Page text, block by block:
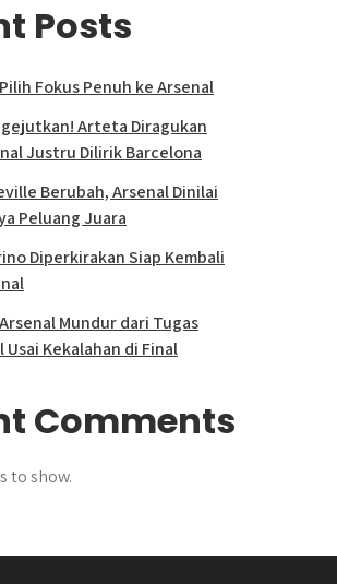
Posts
Fokus Penuh ke Arsenal
Arteta Diragukan
Justru Dilirik Barcelona
Berubah, Arsenal Dinilai
Peluang Juara
Diperkirakan Siap Kembali
Mundur dari Tugas
Kekalahan di Final
Comments
to show.